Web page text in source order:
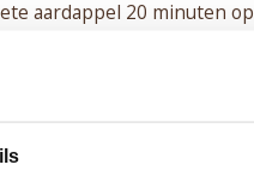
aardappel 20 minuten op
wat Parmezaanse kaas